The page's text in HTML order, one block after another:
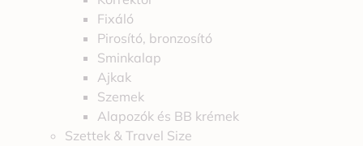
Fixáló
Pirosító, bronzosító
Sminkalap
Ajkak
Szemek
Alapozók és BB krémek
Szettek & Travel Size